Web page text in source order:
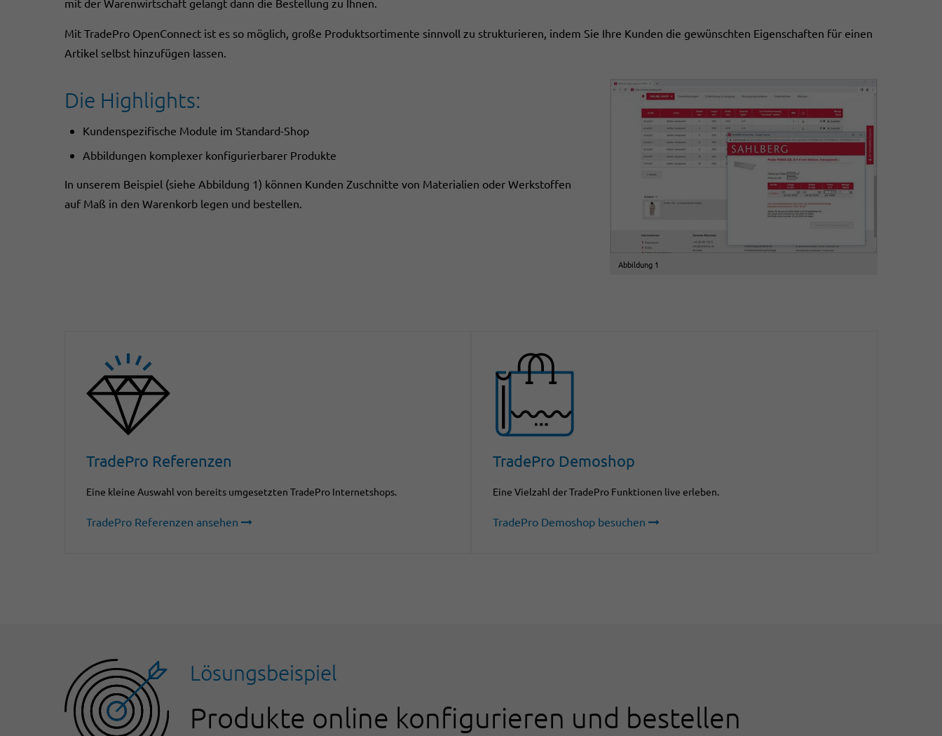
mit der Warenwirtschaft gelangt dann die Bestellung zu Ihnen.
Mit TradePro OpenConnect ist es so möglich, große Produktsortimente sinnvoll zu strukturieren, indem Sie Ihre Kunden die gewünschten Eigenschaften für einen
Artikel selbst hinzufügen lassen.
Abbildung 1
Die Highlights:
Kundenspezifische Module im Standard-Shop
Abbildungen komplexer konfigurierbarer Produkte
In unserem Beispiel (siehe Abbildung 1) können Kunden Zuschnitte von Materialien oder Werkstoffen
auf Maß in den Warenkorb legen und bestellen.
TradePro Referenzen
Eine kleine Auswahl von bereits umgesetzten TradePro Internetshops.
TradePro Referenzen ansehen
TradePro Demoshop
Eine Vielzahl der TradePro Funktionen live erleben.
TradePro Demoshop besuchen
Lösungsbeispiel
Produkte online konfigurieren und bestellen